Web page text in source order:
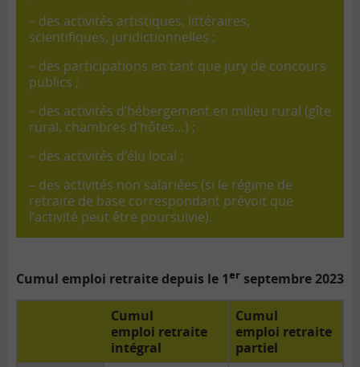
– des activités artistiques, littéraires,
scientifiques, juridictionnelles ;
– des participations en tant que jury de concours
publics ;
– des activités d’hébergement en milieu rural (gîte
rural, chambres d’hôtes…) ;
– des activités d’élu local ;
– des activités non salariées (si le régime de
retraite de base correspondant prévoit que
l’activité peut être poursuivie).
Cumul emploi retraite depuis le 1er septembre 2023
Cumul
emploi retraite
intégral
Cumul
emploi retraite
partiel